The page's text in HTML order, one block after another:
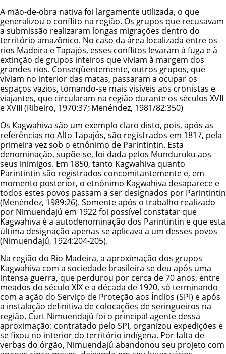
A mão-de-obra nativa foi largamente utilizada, o que
generalizou o conflito na região. Os grupos que recusavam
a submissão realizaram longas migrações dentro do
território amazônico. No caso da área localizada entre os
rios Madeira e Tapajós, esses conflitos levaram à fuga e à
extinção de grupos inteiros que viviam à margem dos
grandes rios. Conseqüentemente, outros grupos, que
viviam no interior das matas, passaram a ocupar os
espaços vazios, tomando-se mais visíveis aos cronistas e
viajantes, que circularam na região durante os séculos XVII
e XVIII (Ribeiro, 1970:37; Menéndez, 1981/82:350)
Os Kagwahiva são um exemplo claro disto, pois, após as
referências no Alto Tapajós, são registrados em 1817, pela
primeira vez sob o etnônimo de Parintintin. Esta
denominação, supõe-se, foi dada pelos Munduruku aos
seus inimigos. Em 1850, tanto Kagwahiva quanto
Parintintin são registrados concomitantemente e, em
momento posterior, o etnônimo Kagwahiva desaparece e
todos estes povos passam a ser designados por Parintintin
(Menéndez, 1989:26). Somente após o trabalho realizado
por Nimuendajú em 1922 foi possível constatar que
Kagwahiva é a autodenominação dos Parintintin e que esta
última designação apenas se aplicava a um desses povos
(Nimuendajú, 1924:204-205).
Na região do Rio Madeira, a aproximação dos grupos
Kagwahiva com a sociedade brasileira se deu após uma
intensa guerra, que perdurou por cerca de 70 anos, entre
meados do século XIX e a década de 1920, só terminando
com a ação do Serviço de Proteção aos Índios (SPI) e após
a instalação definitiva de colocações de seringueiros na
região. Curt Nimuendajú foi o principal agente dessa
aproximação: contratado pelo SPI, organizou expedições e
se fixou no interior do território indígena. Por falta de
verbas do órgão, Nimuendajú abandonou seu projeto com